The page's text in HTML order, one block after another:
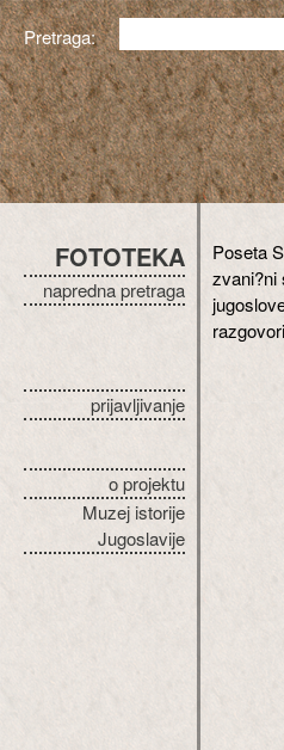
Pretraga:
FOTOTEKA
napredna pretraga
prijavljivanje
o projektu
Muzej istorije
Jugoslavije
Poseta
zvani?ni